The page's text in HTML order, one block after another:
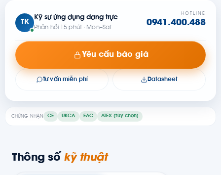
CHỨNG NHẬN CE UKCA EAC ATEX (tùy chọn)
TK
Kỹ sư ứng dụng đang trực
Phản hồi 15 phút · Mon–Sat
HOTLINE
0941.400.488
Yêu cầu báo giá
Tư vấn miễn phí Datasheet
Thông số kỹ thuật